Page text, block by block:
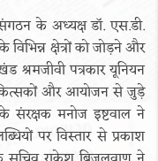
के अध्यक्ष डॉ. एस.डी.
क्षेत्रों को जोड़ने और
श्रमजीवी पत्रकार यूनियन
और आयोजन से जुड़े
संरक्षक मनोज इष्टवाल ने
पर विस्तार से प्रकाश